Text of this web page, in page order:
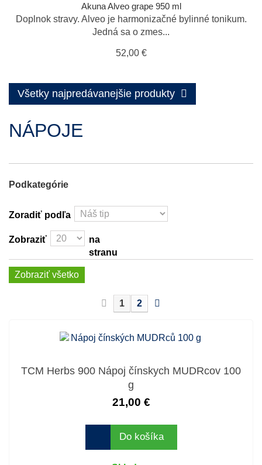
Akuna Alveo grape 950 ml
Doplnok stravy. Alveo je harmonizačné bylinné tonikum.
Jedná sa o zmes...
52,00 €
Všetky najpredávanejšie produkty
NÁPOJE
Podkategórie
Zoradiť podľa
Zobraziť
na
stranu
Zobraziť všetko
1 2
TCM Herbs 900 Nápoj čínskych MUDRcov 100
g
21,00 €
Do košíka